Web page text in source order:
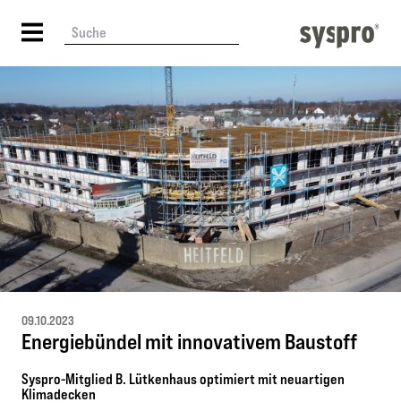
09.10.2023
Energiebündel mit innovativem Baustoff
Syspro-Mitglied B. Lütkenhaus optimiert mit neuartigen
Klimadecken